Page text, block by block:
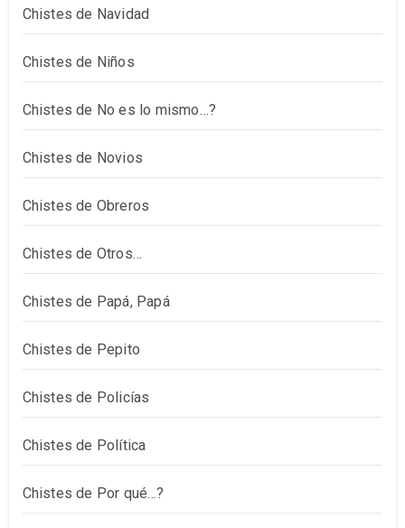
Chistes de Navidad
Chistes de Niños
Chistes de No es lo mismo…?
Chistes de Novios
Chistes de Obreros
Chistes de Otros…
Chistes de Papá, Papá
Chistes de Pepito
Chistes de Policías
Chistes de Política
Chistes de Por qué…?